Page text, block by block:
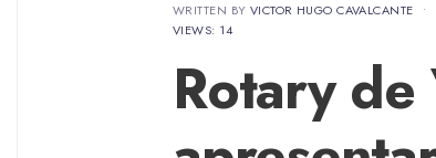
WRITTEN BY VICTOR HUGO CAVALCANTE •
VIEWS: 14
Rotary